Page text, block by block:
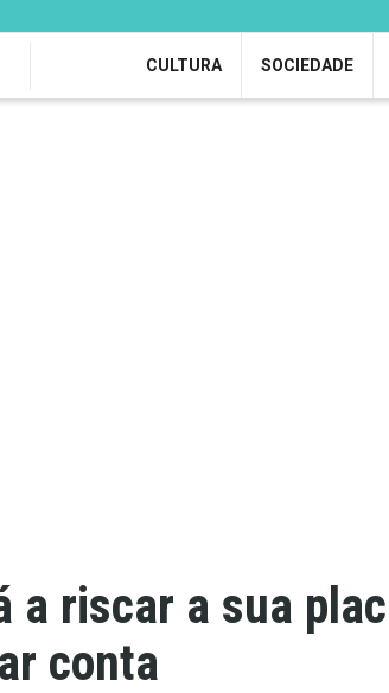
CULTURA SOCIEDADE
a riscar a sua
conta